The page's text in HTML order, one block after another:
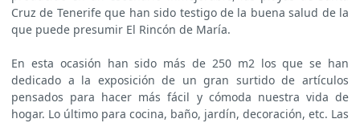
Cruz de Tenerife que han sido testigo de la buena salud de la
que puede presumir El Rincón de María.
En esta ocasión han sido más de 250 m2 los que se han
dedicado a la exposición de un gran surtido de artículos
pensados para hacer más fácil y cómoda nuestra vida de
hogar. Lo último para cocina, baño, jardín, decoración, etc. Las